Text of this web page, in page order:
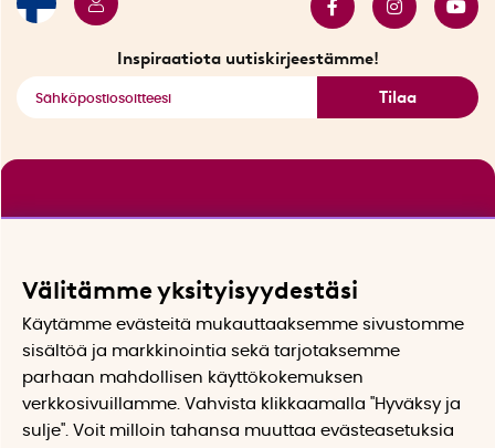
Inspiraatiota uutiskirjeestämme!
Tilaa
Välitämme yksityisyydestäsi
Käytämme evästeitä mukauttaaksemme sivustomme
sisältöä ja markkinointia sekä tarjotaksemme
parhaan mahdollisen käyttökokemuksen
verkkosivuillamme. Vahvista klikkaamalla "Hyväksy ja
sulje". Voit milloin tahansa muuttaa evästeasetuksia